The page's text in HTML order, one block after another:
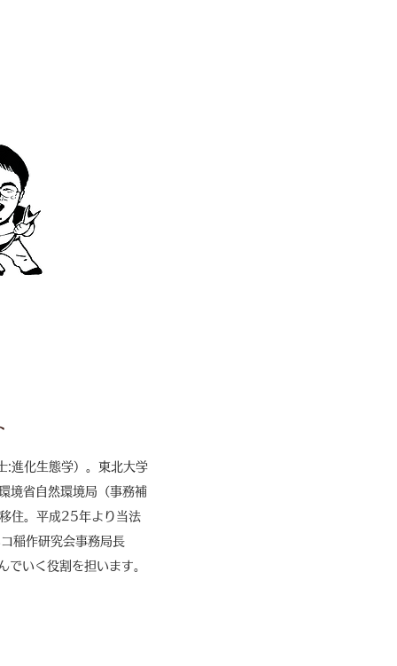
:進化生態学）。東北大学
省自然環境局（事務補
住。平成25年より当法
稲作研究会事務局長
いく役割を担います。